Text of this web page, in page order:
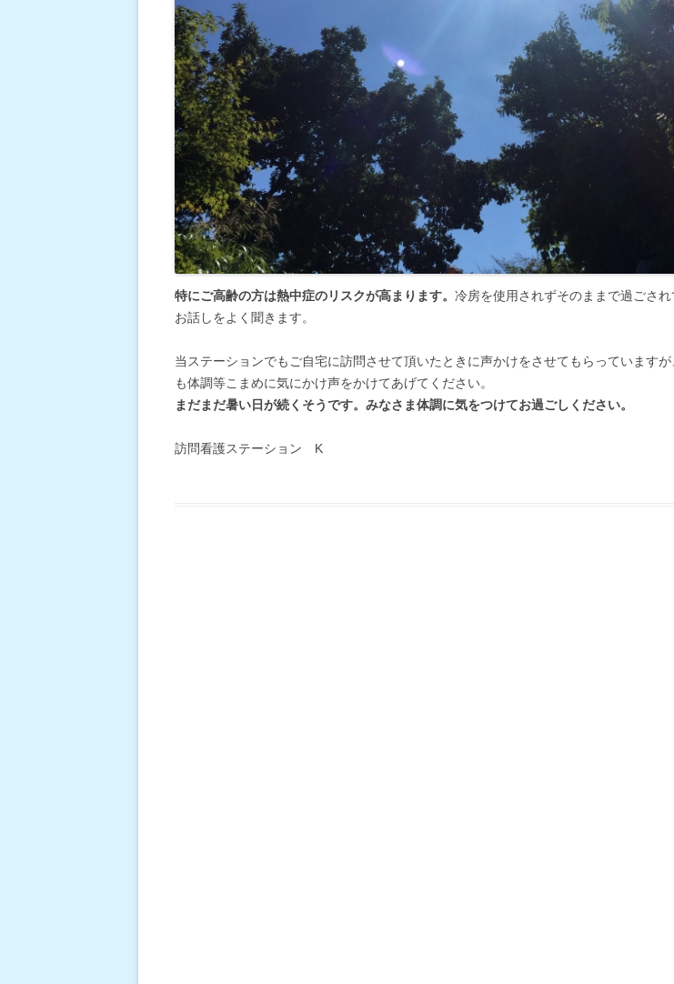
特にご高齢の方は熱中症のリスクが高まります。 冷房を使用されずそのままで過ごさ
お話しをよく聞きます。
当ステーションでもご自宅に訪問させて頂いたときに声かけをさせてもらっています
も体調等こまめに気にかけ声をかけてあげてください。
まだまだ暑い日が続くそうです。みなさま体調に気をつけてお過ごしください。
訪問看護ステーション K